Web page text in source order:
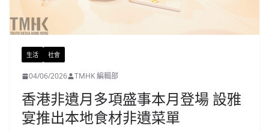
生活 社會
04/06/2026 TMHK 編輯部
香港非遺月多項盛事本月登場 設雅
宴推出本地食材非遺菜單